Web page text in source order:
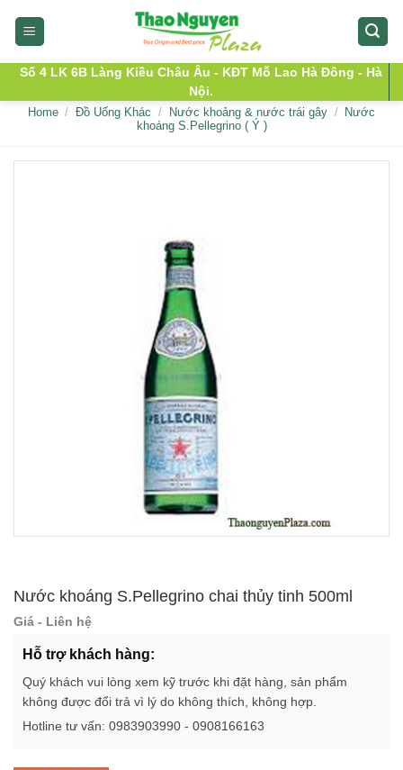
Số 4 LK 6B Làng Kiều Châu Âu - KĐT Mỗ Lao Hà Đông - Hà
Nội.
Home / Đồ Uống Khác / Nước khoảng & nước trái gây /
Nước
khoáng S.Pellegrino ( Ý )
Nước khoáng S.Pellegrino chai thủy tinh 500ml
Giá - Liên hệ
Hỗ trợ khách hàng:
Quý khách vui lòng xem kỹ trước khi đặt hàng, sản phẩm
không được đổi trả vì lý do không thích, không hợp.
Hotline tư vấn: 0983903990 - 0908166163